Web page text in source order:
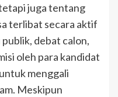
juga tentang
terlibat secara aktif
debat calon,
oleh para kandidat
menggali
Meskipun